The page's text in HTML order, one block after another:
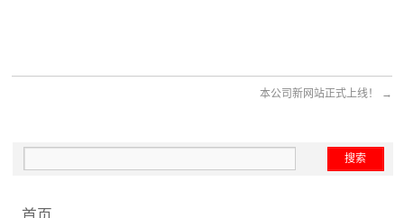
本公司新网站正式上线！ →